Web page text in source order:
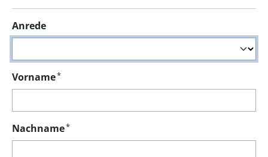
Anrede
Vorname*
Nachname*